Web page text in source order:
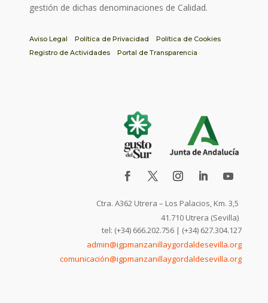
gestión de dichas denominaciones de Calidad.
Aviso Legal Política de Privacidad
Política de Cookies
Registro de Actividades
Portal de Transparencia
Ctra. A362 Utrera – Los Palacios, Km. 3,5
41.710 Utrera (Sevilla)
tel: (+34) 666.202.756 | (+34) 627.304.127
admin@igpmanzanillaygordaldesevilla.org
comunicación@igpmanzanillaygordaldesevilla.org